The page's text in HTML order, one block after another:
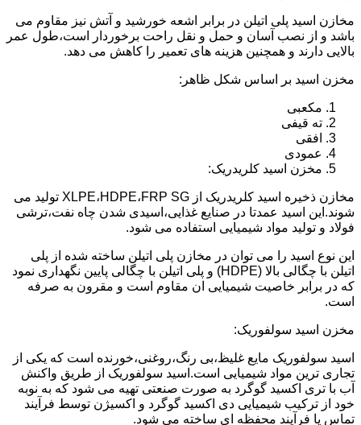
مخازن اسید پلی اتیلن در برابر اشعه خورشید و آتش نیز مقاوم می
باشد و از نصب آسان و حمل و نقل راحت برخوردار است،طول عمر
بالایی دارند و همچنین هزینه های تعمیر را کاهش می دهد.
مخزن اسید بر اساس شکل ظاهر:
مکعبی
ته قیفی
افقی
عمودی
مخزن اسید کلریدریک:
مخازن ذخیره اسید کلریدریک از XLPE،HDPE،FRP SG تولید می
شوند.این اسید عمدتا در صنایع غذایی،اسیدی شدن چاه نفت،ترشی
فولاد و تولید مواد شیمیایی استفاده می شود.
این نوع اسید را می توان در مخازن پلی اتیلن ساخته شده از پلی
اتیلن با چگالی بالا (HDPE) و پلی اتیلن با چگالی پایین نگهداری نمود
که در برابر خاصیت شیمیایی ان مقاوم است و مقرون به صرفه
است.
مخزن اسید سولفوریک:
اسید سولفوریک مایع غلیظ،بی رنگ،روغنی،خورنده است که یکی از
تجاری ترین مواد شیمیایی است.اسید سولفوریک از طریق واکنش
آب با تری اکسید گوگرد به صورت صنعتی تهیه می شود که به نوبه
خود از ترکیب شیمیایی دی اکسید گوگرد و اکسیژن توسط فرآیند
تماس یا فرآیند محفظه ای ساخته می شود.